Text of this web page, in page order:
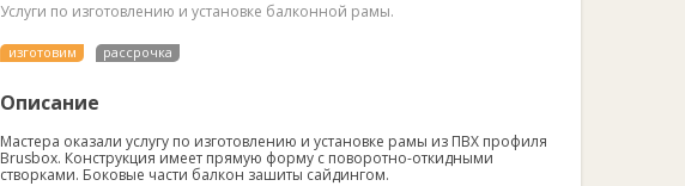
Услуги по изготовлению и установке балконной рамы.
изготовим рассрочка
Описание
Мастера оказали услугу по изготовлению и установке рамы из ПВХ профиля
Brusbox. Конструкция имеет прямую форму с поворотно-откидными
створками. Боковые части балкон зашиты сайдингом.